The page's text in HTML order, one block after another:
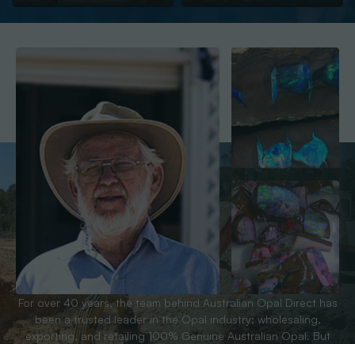
For over 40 years, the team behind Australian Opal Direct has
been a trusted leader in the Opal industry; wholesaling,
exporting, and retailing 100% Genuine Australian Opal. But